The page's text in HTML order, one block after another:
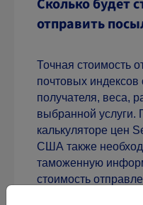
Сколько будет
отправить
Точная стоимость
почтовых индексов
получателя, веса,
выбранной услуги.
калькуляторе цен
США также
таможенную
стоимость